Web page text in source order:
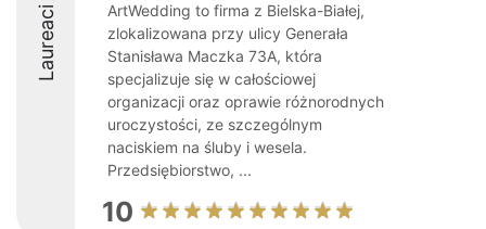
Laureaci
ArtWedding to firma z Bielska-Białej,
zlokalizowana przy ulicy Generała
Stanisława Maczka 73A, która
specjalizuje się w całościowej
organizacji oraz oprawie różnorodnych
uroczystości, ze szczególnym
naciskiem na śluby i wesela.
Przedsiębiorstwo, ...
10